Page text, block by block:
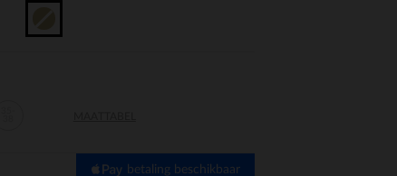
betaling beschikbaar